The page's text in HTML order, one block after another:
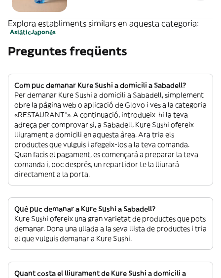
Explora establiments similars en aquesta categoria:
AsiàticJaponès
Preguntes freqüents
Com puc demanar Kure Sushi a domicili a Sabadell?
Per demanar Kure Sushi a domicili a Sabadell, simplement
obre la pàgina web o aplicació de Glovo i ves a la categoria
«RESTAURANT”». A continuació, introdueix-hi la teva
adreça per comprovar si, a Sabadell, Kure Sushi ofereix
lliurament a domicili en aquesta àrea. Ara tria els
productes que vulguis i afegeix-los a la teva comanda.
Quan facis el pagament, es començarà a preparar la teva
comanda i, poc després, un repartidor te la lliurarà
directament a la porta.
Què puc demanar a Kure Sushi a Sabadell?
Kure Sushi ofereix una gran varietat de productes que pots
demanar. Dona una ullada a la seva llista de productes i tria
el que vulguis demanar a Kure Sushi.
Quant costa el lliurament de Kure Sushi a domicili a